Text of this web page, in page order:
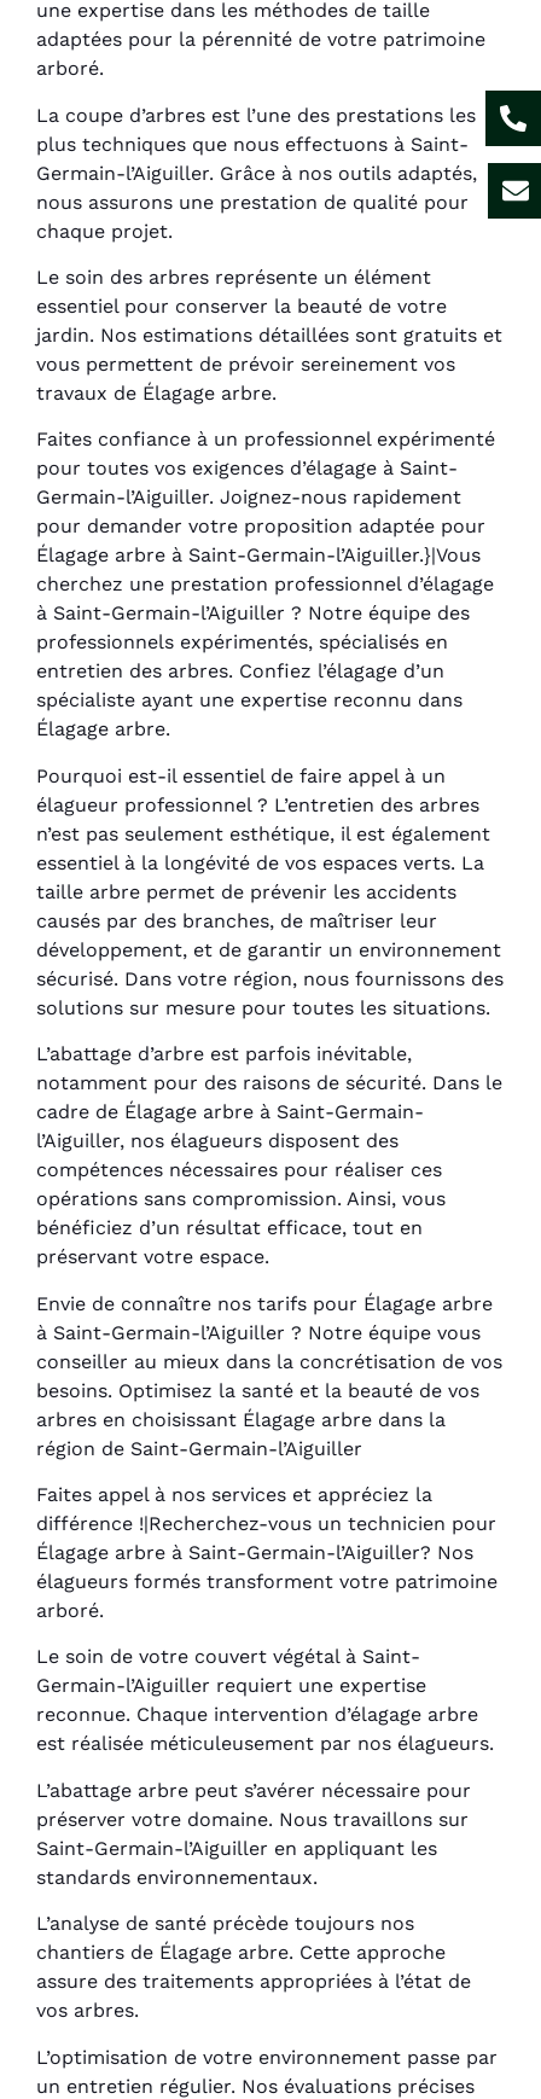
une expertise dans les méthodes de taille
adaptées pour la pérennité de votre patrimoine
arboré.
La coupe d’arbres est l’une des prestations les
plus techniques que nous effectuons à Saint-
Germain-l’Aiguiller. Grâce à nos outils adaptés,
nous assurons une prestation de qualité pour
chaque projet.
Le soin des arbres représente un élément
essentiel pour conserver la beauté de votre
jardin. Nos estimations détaillées sont gratuits et
vous permettent de prévoir sereinement vos
travaux de Élagage arbre.
Faites confiance à un professionnel expérimenté
pour toutes vos exigences d’élagage à Saint-
Germain-l’Aiguiller. Joignez-nous rapidement
pour demander votre proposition adaptée pour
Élagage arbre à Saint-Germain-l’Aiguiller.}|Vous
cherchez une prestation professionnel d’élagage
à Saint-Germain-l’Aiguiller ? Notre équipe des
professionnels expérimentés, spécialisés en
entretien des arbres. Confiez l’élagage d’un
spécialiste ayant une expertise reconnu dans
Élagage arbre.
Pourquoi est-il essentiel de faire appel à un
élagueur professionnel ? L’entretien des arbres
n’est pas seulement esthétique, il est également
essentiel à la longévité de vos espaces verts. La
taille arbre permet de prévenir les accidents
causés par des branches, de maîtriser leur
développement, et de garantir un environnement
sécurisé. Dans votre région, nous fournissons des
solutions sur mesure pour toutes les situations.
L’abattage d’arbre est parfois inévitable,
notamment pour des raisons de sécurité. Dans le
cadre de Élagage arbre à Saint-Germain-
l’Aiguiller, nos élagueurs disposent des
compétences nécessaires pour réaliser ces
opérations sans compromission. Ainsi, vous
bénéficiez d’un résultat efficace, tout en
préservant votre espace.
Envie de connaître nos tarifs pour Élagage arbre
à Saint-Germain-l’Aiguiller ? Notre équipe vous
conseiller au mieux dans la concrétisation de vos
besoins. Optimisez la santé et la beauté de vos
arbres en choisissant Élagage arbre dans la
région de Saint-Germain-l’Aiguiller
Faites appel à nos services et appréciez la
différence !|Recherchez-vous un technicien pour
Élagage arbre à Saint-Germain-l’Aiguiller? Nos
élagueurs formés transforment votre patrimoine
arboré.
Le soin de votre couvert végétal à Saint-
Germain-l’Aiguiller requiert une expertise
reconnue. Chaque intervention d’élagage arbre
est réalisée méticuleusement par nos élagueurs.
L’abattage arbre peut s’avérer nécessaire pour
préserver votre domaine. Nous travaillons sur
Saint-Germain-l’Aiguiller en appliquant les
standards environnementaux.
L’analyse de santé précède toujours nos
chantiers de Élagage arbre. Cette approche
assure des traitements appropriées à l’état de
vos arbres.
L’optimisation de votre environnement passe par
un entretien régulier. Nos évaluations précises